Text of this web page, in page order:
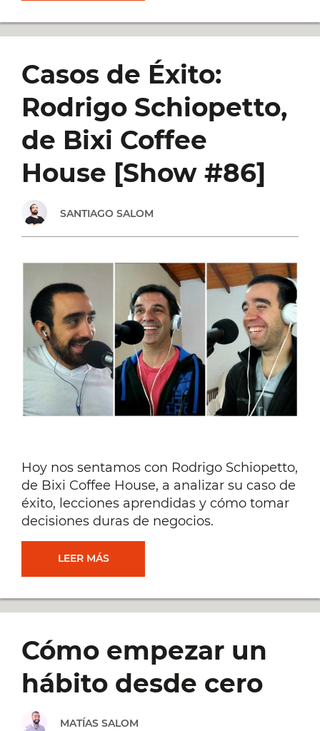
Y
NO
GANAS
NADA
Casos de Éxito:
Rodrigo Schiopetto,
de Bixi Coffee
House [Show #86]
SANTIAGO SALOM
Hoy nos sentamos con Rodrigo Schiopetto,
de Bixi Coffee House, a analizar su caso de
éxito, lecciones aprendidas y cómo tomar
decisiones duras de negocios.
LEER MÁSCASOS
RODRIGO
Cómo empezar un
hábito desde cero
MATÍAS SALOM